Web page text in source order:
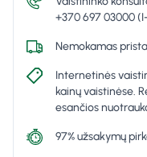
+370 697 03000
Nemokamas
Internetinės
kainų vaistinėse.
esančios
97% užsakymų